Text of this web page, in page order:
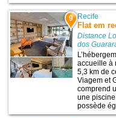
9 Recife
Flat em
Distance
dos
accueille à
5,3 km de
Viagem et
comprend
une
possède